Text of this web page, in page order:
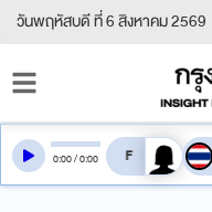
วันพฤหัสบดี ที่ 6 สิงหาคม 2569
0:00/0:00 สลับเสียงอ่าน